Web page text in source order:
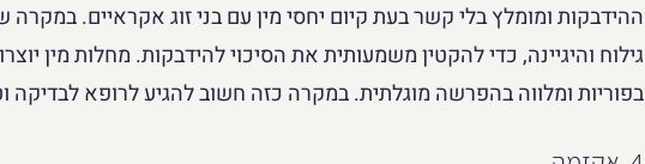
ההידבקות ומומלץ בלי קשר בעת קיום יחסי מין עם בני זוג אקראיים.
גילוח והיגיינה, כדי להקטין משמעותית את הסיכוי להידבקות. מחלות מין
בפוריות ומלווה בהפרשה מוגלתית. במקרה כזה חשוב להגיע לרופא לבדיקה